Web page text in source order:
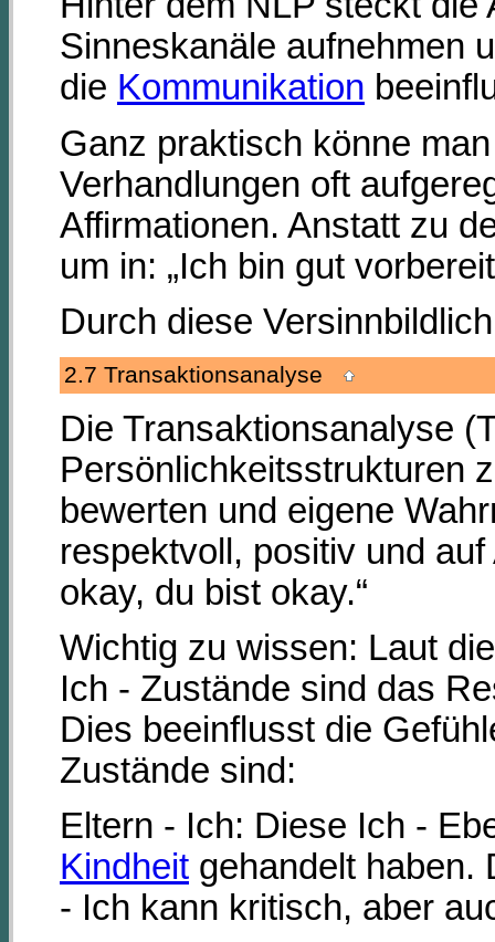
Sinneskanäle aufnehmen
die Kommunikation
Ganz praktisch könne
Verhandlungen oft
Affirmationen. Anstatt zu
um in: „Ich bin gut
Durch diese
2.7 Transaktionsanalyse
Die Transaktionsanalyse
Persönlichkeitsstrukturen
bewerten und eigene
respektvoll, positiv und
okay, du bist okay.“
Wichtig zu wissen: Laut
Ich - Zustände sind das
Dies beeinflusst die
Zustände sind:
Eltern - Ich: Diese Ich -
Kindheit gehandelt haben.
- Ich kann kritisch, aber